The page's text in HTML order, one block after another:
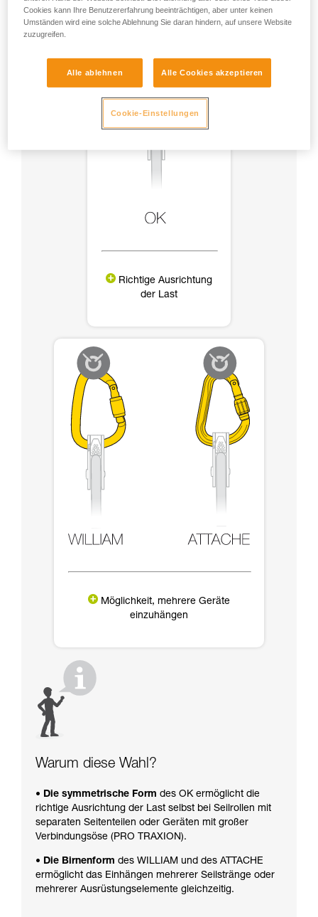
Richtige Ausrichtung
der Last
Möglichkeit, mehrere Geräte
einzuhängen
Warum diese Wahl?
• Die symmetrische Form des OK ermöglicht die
richtige Ausrichtung der Last selbst bei Seilrollen mit
separaten Seitenteilen oder Geräten mit großer
Verbindungsöse (PRO TRAXION).
• Die Birnenform des WILLIAM und des ATTACHE
ermöglicht das Einhängen mehrerer Seilstränge oder
mehrerer Ausrüstungselemente gleichzeitig.
Cookies kann Ihre Benutzererfahrung beeinträchtigen, aber unter keinen
Umständen wird eine solche Ablehnung Sie daran hindern, auf unsere Website
zuzugreifen.
Alle ablehnen Alle Cookies akzeptieren
Cookie-Einstellungen